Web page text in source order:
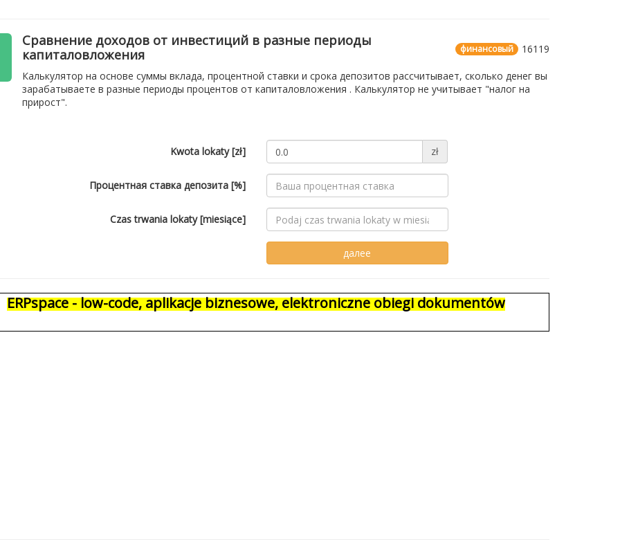
16119
финансовый
Сравнение доходов от инвестиций в разные периоды
капиталовложения
Калькулятор на основе суммы вклада, процентной ставки и срока депозитов рассчитывает, сколько денег вы
зарабатываете в разные периоды процентов от капиталовложения . Калькулятор не учитывает "налог на
прирост".
Kwota lokaty [zł] zł
Процентная ставка депозита [%]
Czas trwania lokaty [miesiące]
ERPspace - low-code, aplikacje biznesowe, elektroniczne obiegi dokumentów